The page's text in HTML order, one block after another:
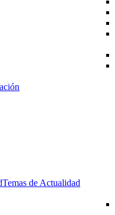
Temas de Actualidad